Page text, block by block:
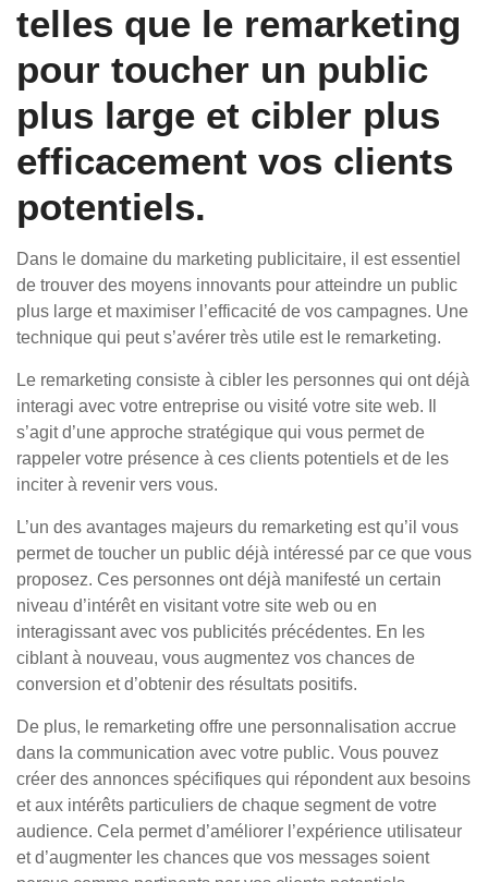
telles que le remarketing
pour toucher un public
plus large et cibler plus
efficacement vos clients
potentiels.
Dans le domaine du marketing publicitaire, il est essentiel
de trouver des moyens innovants pour atteindre un public
plus large et maximiser l’efficacité de vos campagnes. Une
technique qui peut s’avérer très utile est le remarketing.
Le remarketing consiste à cibler les personnes qui ont déjà
interagi avec votre entreprise ou visité votre site web. Il
s’agit d’une approche stratégique qui vous permet de
rappeler votre présence à ces clients potentiels et de les
inciter à revenir vers vous.
L’un des avantages majeurs du remarketing est qu’il vous
permet de toucher un public déjà intéressé par ce que vous
proposez. Ces personnes ont déjà manifesté un certain
niveau d’intérêt en visitant votre site web ou en
interagissant avec vos publicités précédentes. En les
ciblant à nouveau, vous augmentez vos chances de
conversion et d’obtenir des résultats positifs.
De plus, le remarketing offre une personnalisation accrue
dans la communication avec votre public. Vous pouvez
créer des annonces spécifiques qui répondent aux besoins
et aux intérêts particuliers de chaque segment de votre
audience. Cela permet d’améliorer l’expérience utilisateur
et d’augmenter les chances que vos messages soient